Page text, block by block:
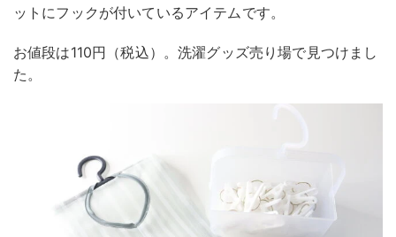
ットにフックが付いているアイテムです。
お値段は110円（税込）。洗濯グッズ売り場で見つけまし
た。